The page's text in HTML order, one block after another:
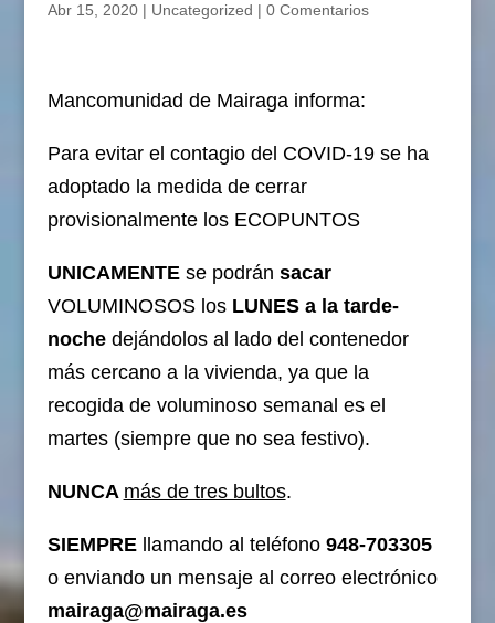
Abr 15, 2020| Uncategorized | 0 Comentarios
Mancomunidad de Mairaga informa:
Para evitar el contagio del COVID-19 se ha
adoptado la medida de cerrar
provisionalmente los ECOPUNTOS
UNICAMENTE se podrán sacar
VOLUMINOSOS los LUNES a la tarde-
noche dejándolos al lado del contenedor
más cercano a la vivienda, ya que la
recogida de voluminoso semanal es el
martes (siempre que no sea festivo).
NUNCA más de tres bultos.
SIEMPRE llamando al teléfono 948-703305
o enviando un mensaje al correo electrónico
mairaga@mairaga.es